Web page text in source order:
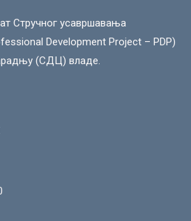
Стручног усавршавања
Development Project – PDP)
(СДЦ) владе.